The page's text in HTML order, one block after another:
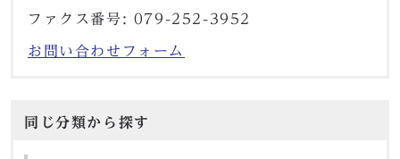
ファクス番号: 079-252-3952
お問い合わせフォーム
同じ分類から探す